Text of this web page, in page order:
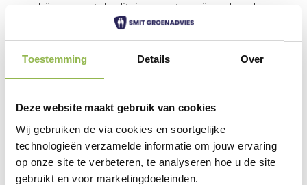
Toestemming Details Over
Deze website maakt gebruik van cookies
Wij gebruiken de via cookies en soortgelijke
technologieën verzamelde informatie om jouw ervaring
op onze site te verbeteren, te analyseren hoe u de site
gebruikt en voor marketingdoeleinden.
waarbij een aantal solitaire heesters zijn behouden.
Soorten die zijn aangeplant zijn onder andere Nepeta,
Rudbeckia, Geranium, Eupatorium, Carex. De nieuwe
beplanting zorgt voor een mooi kleurenpalet, ook
De aanleg van een beregeningssysteem in de
plantenbakken heeft bijgedragen aan de groei van de
beplanting. Dat ziet er niet alleen mooi uit, dankzij de
dichte begroeiing zijn de leidingen ook niet meer
zichtbaar en worden deze ook met rust gelaten. Het